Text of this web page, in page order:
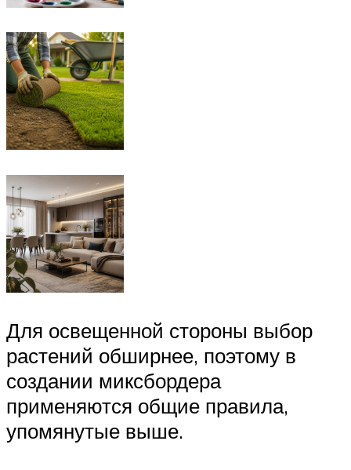
Для освещенной стороны выбор
растений обширнее, поэтому в
создании миксбордера
применяются общие правила,
упомянутые выше.